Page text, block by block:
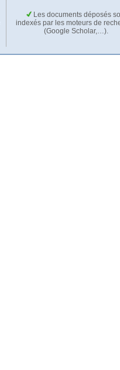
Les documents déposés
indexés par les moteurs de
(Google Scholar,…).